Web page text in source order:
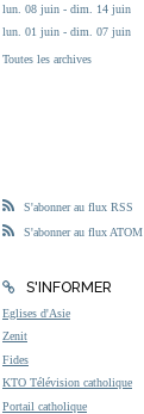
lun. 08 juin - dim. 14 juin
lun. 01 juin - dim. 07 juin
Toutes les archives
S'abonner au flux RSS
S'abonner au flux ATOM
S'INFORMER
Eglises d'Asie
Zenit
Fides
KTO Télévision catholique
Portail catholique